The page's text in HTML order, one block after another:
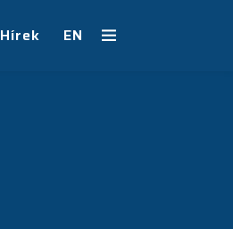
Hírek EN